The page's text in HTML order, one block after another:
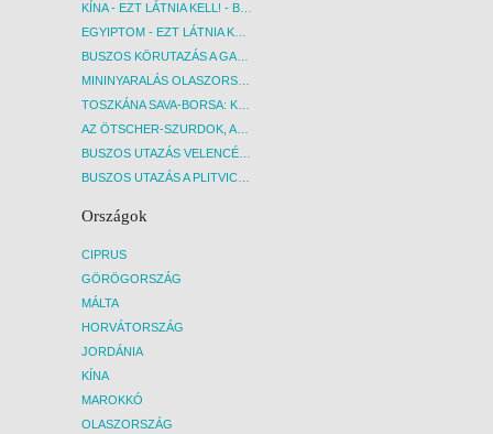
KÍNA - EZT LÁTNIA KELL! - BUDAPEST, REPÜLŐ
EGYIPTOM - EZT LÁTNIA KELL! - BUDAPEST, REPÜLŐ
BUSZOS KÖRUTAZÁS A GARDA-TÓ KÖRNYÉKÉN - BUDAPEST, BUSZ
MININYARALÁS OLASZORSZÁGBAN: ÉSZAK-OLASZ GYÖNGYSZEMEK NYOMÁBAN - BUDAPEST, BUSZ
TOSZKÁNA SAVA-BORSA: KÓSTOLÓK ÉS KULTURÁLIS UTAZÁS - BUDAPEST, BUSZ
AZ ÖTSCHER-SZURDOK, AUSZTRIA GRAND CANYONJA - BUDAPEST, BUSZ
BUSZOS UTAZÁS VELENCÉBE - BUDAPEST, BUSZ
BUSZOS UTAZÁS A PLITVICEI-TAVAK NEMZETI PARKBA - BUDAPEST, BUSZ
Országok
CIPRUS
GÖRÖGORSZÁG
MÁLTA
HORVÁTORSZÁG
JORDÁNIA
KÍNA
MAROKKÓ
OLASZORSZÁG